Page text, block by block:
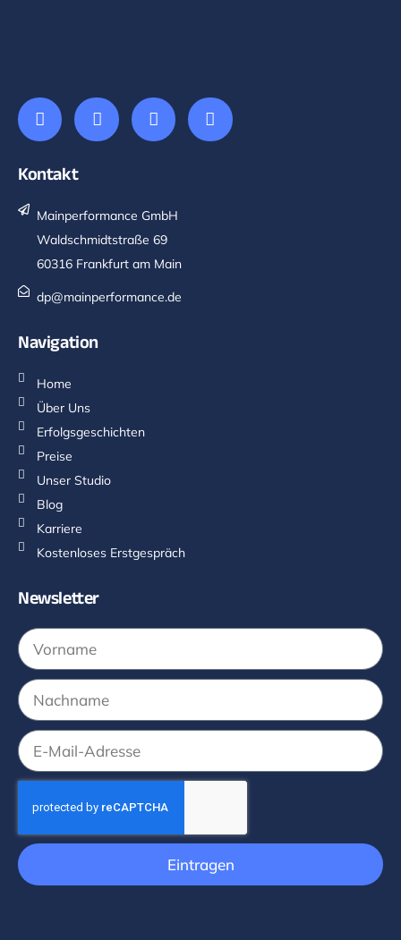
Kontakt
Mainperformance GmbH
Waldschmidtstraße 69
60316 Frankfurt am Main
dp@mainperformance.de
Navigation
Home
Über Uns
Erfolgsgeschichten
Preise
Unser Studio
Blog
Karriere
Kostenloses Erstgespräch
Newsletter
Eintragen